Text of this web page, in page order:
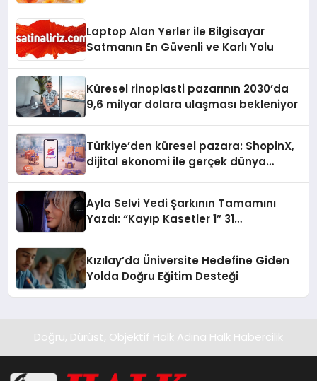
Laptop Alan Yerler ile Bilgisayar
Satmanın En Güvenli ve Karlı Yolu
Küresel rinoplasti pazarının 2030’da
9,6 milyar dolara ulaşması bekleniyor
Türkiye’den küresel pazara: ShopinX,
dijital ekonomi ile gerçek dünya
Ayla Selvi Yedi Şarkının Tamamını
Yazdı: “Kayıp Kasetler 1” 31
Kızılay’da Üniversite Hedefine Giden
Yolda Doğru Eğitim Desteği
Doğru, Dürüst, Objektif Halk Adına Halk Habercilik